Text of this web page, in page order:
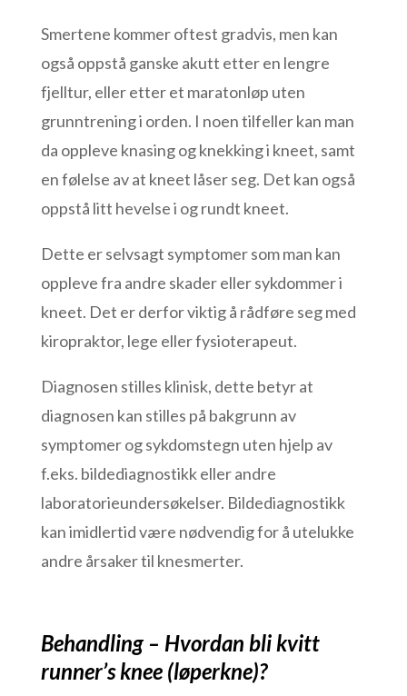
Smertene kommer oftest gradvis, men kan
også oppstå ganske akutt etter en lengre
fjelltur, eller etter et maratonløp uten
grunntrening i orden. I noen tilfeller kan man
da oppleve knasing og knekking i kneet, samt
en følelse av at kneet låser seg. Det kan også
oppstå litt hevelse i og rundt kneet.
Dette er selvsagt symptomer som man kan
oppleve fra andre skader eller sykdommer i
kneet. Det er derfor viktig å rådføre seg med
kiropraktor, lege eller fysioterapeut.
Diagnosen stilles klinisk, dette betyr at
diagnosen kan stilles på bakgrunn av
symptomer og sykdomstegn uten hjelp av
f.eks. bildediagnostikk eller andre
laboratorieundersøkelser. Bildediagnostikk
kan imidlertid være nødvendig for å utelukke
andre årsaker til knesmerter.
Behandling – Hvordan bli kvitt
runner’s knee (løperkne)?